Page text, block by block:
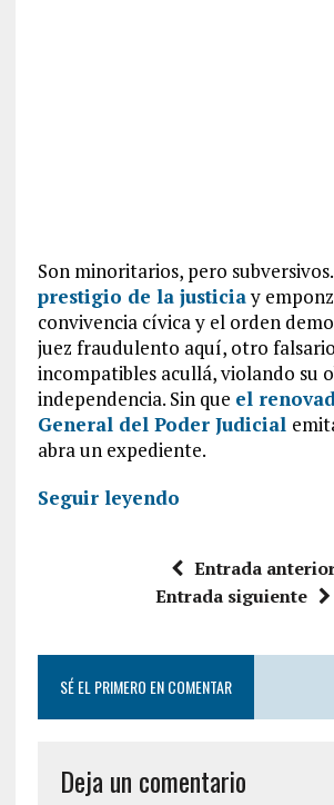
Son minoritarios, pero subversivos.
prestigio de la justiciay
convivencia cívica y el orden
juez fraudulento aquí, otro
incompatibles acullá, violando su
independencia. Sin que el
General del Poder Judicial
abra un expediente.
Seguir leyendo
Entrada
Entrada siguiente
SÉ EL PRIMERO EN COMENTAR
Deja un comentario